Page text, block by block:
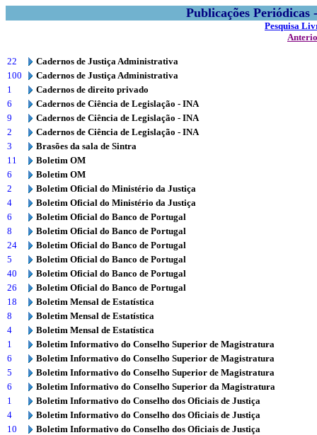
Publicações
Pesquisa
22
Cadernos de Justiça Administrativa
100
Cadernos de Justiça Administrativa
1
Cadernos de direito privado
6
Cadernos de Ciência de Legislação - INA
9
Cadernos de Ciência de Legislação - INA
2
Cadernos de Ciência de Legislação - INA
3
Brasões da sala de Sintra
11
Boletim OM
6
Boletim OM
2
Boletim Oficial do Ministério da Justiça
4
Boletim Oficial do Ministério da Justiça
6
Boletim Oficial do Banco de Portugal
8
Boletim Oficial do Banco de Portugal
24
Boletim Oficial do Banco de Portugal
5
Boletim Oficial do Banco de Portugal
40
Boletim Oficial do Banco de Portugal
26
Boletim Oficial do Banco de Portugal
18
Boletim Mensal de Estatística
8
Boletim Mensal de Estatística
4
Boletim Mensal de Estatística
1
Boletim Informativo do Conselho Superior de Magistratura
6
Boletim Informativo do Conselho Superior de Magistratura
5
Boletim Informativo do Conselho Superior de Magistratura
6
Boletim Informativo do Conselho Superior da Magistratura
1
Boletim Informativo do Conselho dos Oficiais de Justiça
4
Boletim Informativo do Conselho dos Oficiais de Justiça
10
Boletim Informativo do Conselho dos Oficiais de Justiça